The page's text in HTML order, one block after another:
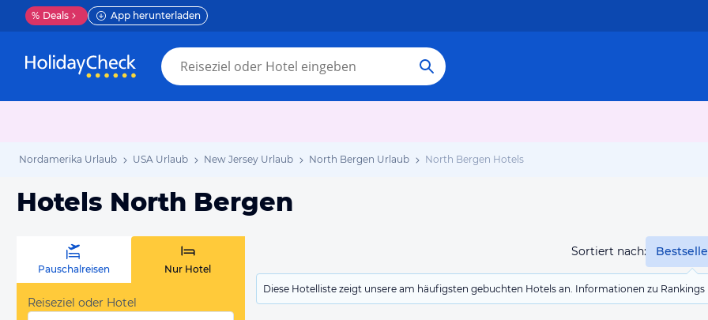
% Deals App herunterladen
Nordamerika Urlaub USA Urlaub New Jersey Urlaub North Bergen Urlaub North Bergen Hotels
Hotels North Bergen
Sortiert nach:
Diese Hotelliste zeigt unsere am häufigsten gebuchten Hotels an. Informationen zu
Pauschalreisen Nur Hotel
Reiseziel oder Hotel